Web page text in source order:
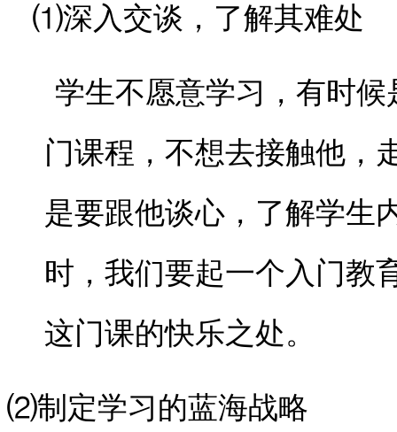
⑴深入交谈，了解其难处
学生不愿意学习，有时候
门课程，不想去接触他，
是要跟他谈心，了解学生
时，我们要起一个入门教
这门课的快乐之处。
⑵制定学习的蓝海战略